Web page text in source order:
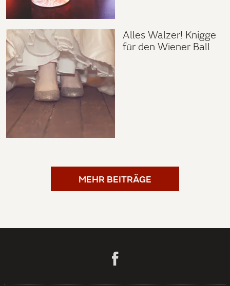
Alles Walzer! Knigge
für den Wiener Ball
MEHR BEITRÄGE